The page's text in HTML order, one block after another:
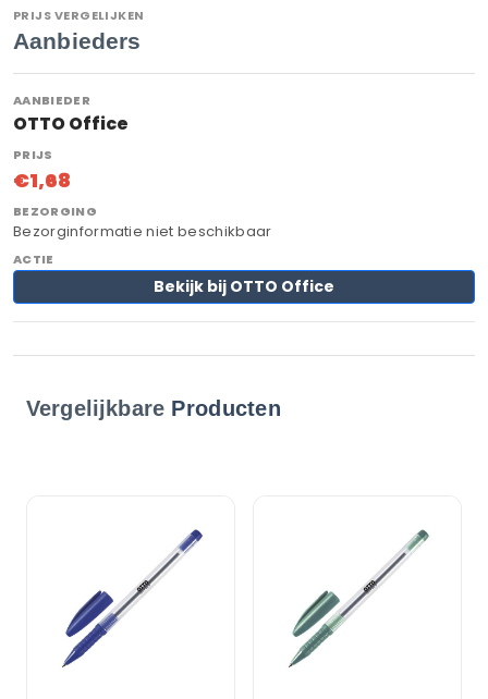
PRIJS VERGELIJKEN
Aanbieders
OTTO Office
€1,68
Bezorginformatie niet beschikbaar
Bekijk bij OTTO Office
Vergelijkbare Producten